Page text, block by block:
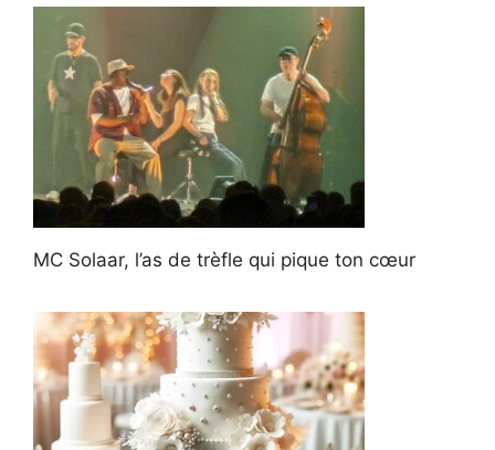
MC Solaar, l’as de trèfle qui pique ton cœur